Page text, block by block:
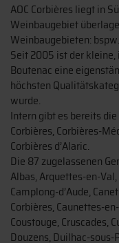
AOC Corbières liegt in
Weinbaugebiet
Weinbaugebieten:
Seit 2005 ist der
Boutenac eine
höchsten
wurde.
Intern gibt es bereits
Corbières, Corbières-
Corbières d’Alaric.
Die 87 zugelassenen
Albas, Arquettes-en-
Camplong-d’Aude,
Corbières, Caunettes-
Coustouge, Cruscades,
Douzens, Duilhac-